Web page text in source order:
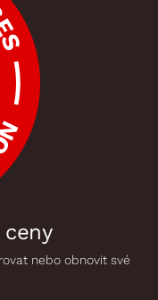
nebo obnovit své